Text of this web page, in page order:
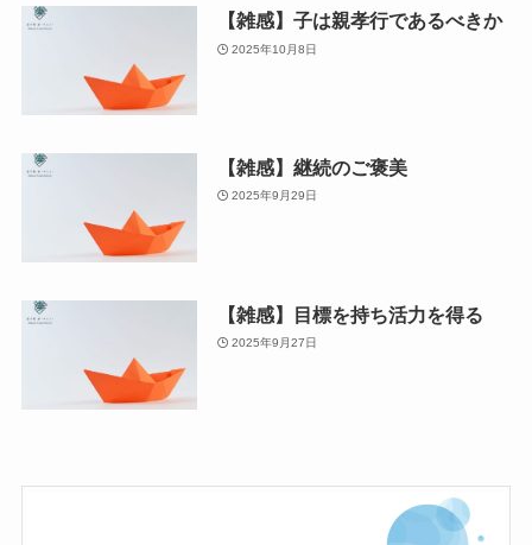
【雑感】子は親孝行であるべきか
2025年10月8日
【雑感】継続のご褒美
2025年9月29日
【雑感】目標を持ち活力を得る
2025年9月27日